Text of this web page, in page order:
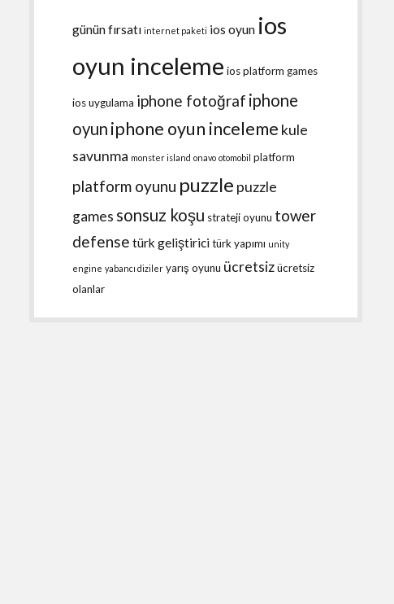
günün fırsatı internet paketi ios oyun ios
oyun inceleme ios platform games
ios uygulama iphone fotoğraf iphone
oyun iphone oyun inceleme kule
savunma monster island onavo otomobil platform
platform oyunu puzzle puzzle
games sonsuz koşu strateji oyunu tower
defense türk geliştiricitürk yapımı unity
engine yabancı diziler yarış oyunu ücretsizücretsiz
olanlar